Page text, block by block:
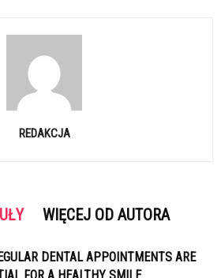
REDAKCJA
WIĘCEJ OD AUTORA
DENTAL APPOINTMENTS ARE